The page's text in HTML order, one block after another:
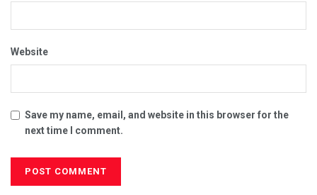
Website
Save my name, email, and website in this browser for the
next time I comment.